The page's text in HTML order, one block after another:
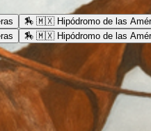
🏇 🇲🇽 Hipódromo de las
🏇 🇲🇽 Hipódromo de las